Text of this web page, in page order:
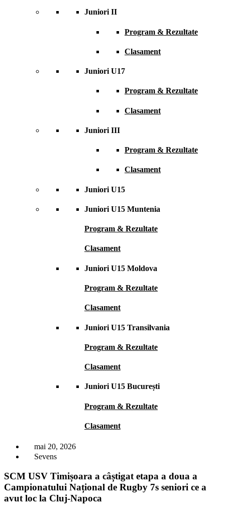
Juniori II
Program & Rezultate
Clasament
Juniori U17
Program & Rezultate
Clasament
Juniori III
Program & Rezultate
Clasament
Juniori U15
Juniori U15 Muntenia
Program & Rezultate
Clasament
Juniori U15 Moldova
Program & Rezultate
Clasament
Juniori U15 Transilvania
Program & Rezultate
Clasament
Juniori U15 București
Program & Rezultate
Clasament
mai 20, 2026
Sevens
SCM USV Timișoara a câștigat etapa a doua a
Campionatului Național de Rugby 7s seniori ce a
avut loc la Cluj-Napoca